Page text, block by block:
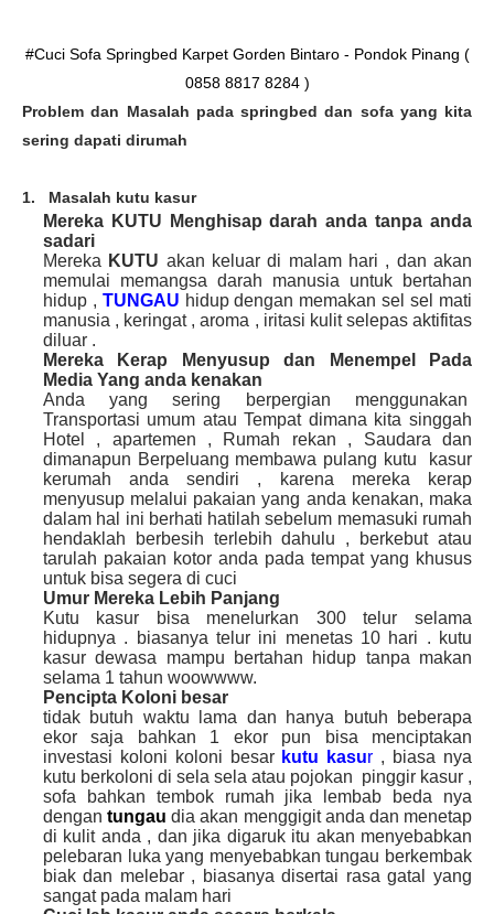
#Cuci Sofa Springbed Karpet Gorden Bintaro - Pondok Pinang (
0858 8817 8284 )
Problem dan Masalah pada springbed dan sofa yang kita
sering dapati dirumah
1. Masalah kutu kasur
Mereka KUTU Menghisap darah anda tanpa anda
sadari
Mereka KUTU akan keluar di malam hari , dan akan
memulai memangsa darah manusia untuk bertahan
hidup , TUNGAU hidup dengan memakan sel sel mati
manusia , keringat , aroma , iritasi kulit selepas aktifitas
diluar .
Mereka Kerap Menyusup dan Menempel Pada
Media Yang anda kenakan
Anda yang sering berpergian menggunakan
Transportasi umum atau Tempat dimana kita singgah
Hotel , apartemen , Rumah rekan , Saudara dan
dimanapun Berpeluang membawa pulang kutu kasur
kerumah anda sendiri , karena mereka kerap
menyusup melalui pakaian yang anda kenakan, maka
dalam hal ini berhati hatilah sebelum memasuki rumah
hendaklah berbesih terlebih dahulu , berkebut atau
tarulah pakaian kotor anda pada tempat yang khusus
untuk bisa segera di cuci
Umur Mereka Lebih Panjang
Kutu kasur bisa menelurkan 300 telur selama
hidupnya . biasanya telur ini menetas 10 hari . kutu
kasur dewasa mampu bertahan hidup tanpa makan
selama 1 tahun woowwww.
Pencipta Koloni besar
tidak butuh waktu lama dan hanya butuh beberapa
ekor saja bahkan 1 ekor pun bisa menciptakan
investasi koloni koloni besar kutu kasur , biasa nya
kutu berkoloni di sela sela atau pojokan pinggir kasur ,
sofa bahkan tembok rumah jika lembab beda nya
dengantungau dia akan menggigit anda dan menetap
di kulit anda , dan jika digaruk itu akan menyebabkan
pelebaran luka yang menyebabkan tungau berkembak
biak dan melebar , biasanya disertai rasa gatal yang
sangat pada malam hari